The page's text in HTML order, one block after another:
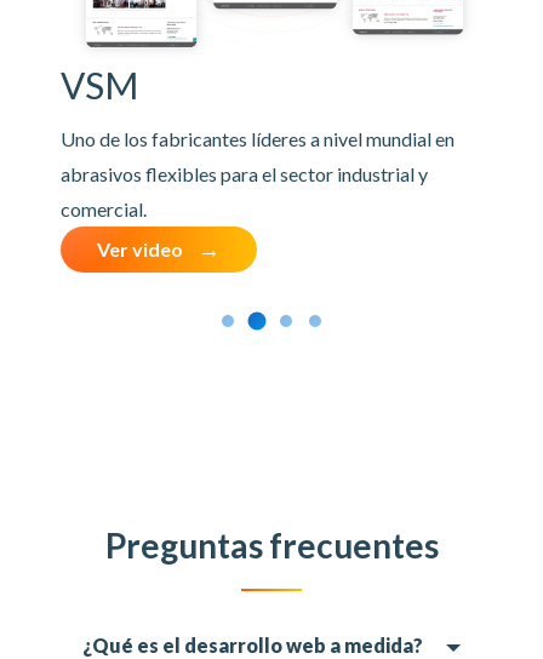
VSM
Uno de los fabricantes líderes a nivel mundial en
abrasivos flexibles para el sector industrial y
comercial.
Ver video
Preguntas frecuentes
¿Qué es el desarrollo web a medida?